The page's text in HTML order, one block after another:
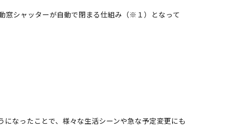
窓シャッターが自動で閉まる仕組み（※１）となって
なったことで、様々な生活シーンや急な予定変更にも